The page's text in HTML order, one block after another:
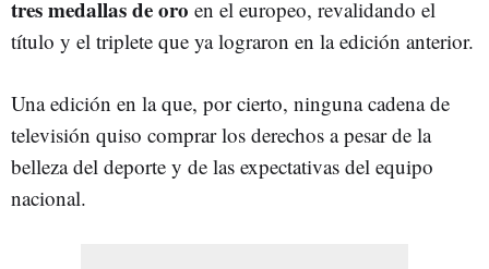
tres medallas de oro en el europeo, revalidando el
título y el triplete que ya lograron en la edición anterior.
Una edición en la que, por cierto, ninguna cadena de
televisión quiso comprar los derechos a pesar de la
belleza del deporte y de las expectativas del equipo
nacional.